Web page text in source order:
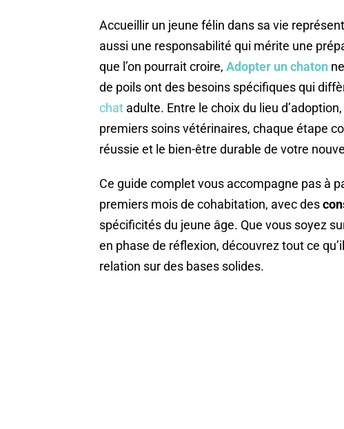
Accueillir un jeune félin dans sa vie
aussi une responsabilité qui mérite une
que l’on pourrait croire, Adopter un chaton
de poils ont des besoins spécifiques qui
chat adulte. Entre le choix du lieu
premiers soins vétérinaires, chaque étape
réussie et le bien-être durable de votre
Ce guide complet vous accompagne pas à
premiers mois de cohabitation, avec des
spécificités du jeune âge. Que vous soyez
en phase de réflexion, découvrez tout ce
relation sur des bases solides.